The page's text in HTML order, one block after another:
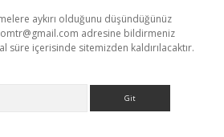
aykırı olduğunu düşündüğünüz
adresine bildirmeniz
süre içerisinde sitemizden kaldırılacaktır.